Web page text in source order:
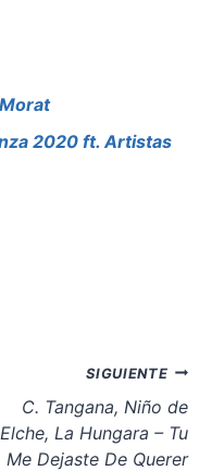
2020 ft. Artistas
SIGUIENTE
C. Tangana, Niño de
Elche, La Hungara – Tu
Me Dejaste De Querer